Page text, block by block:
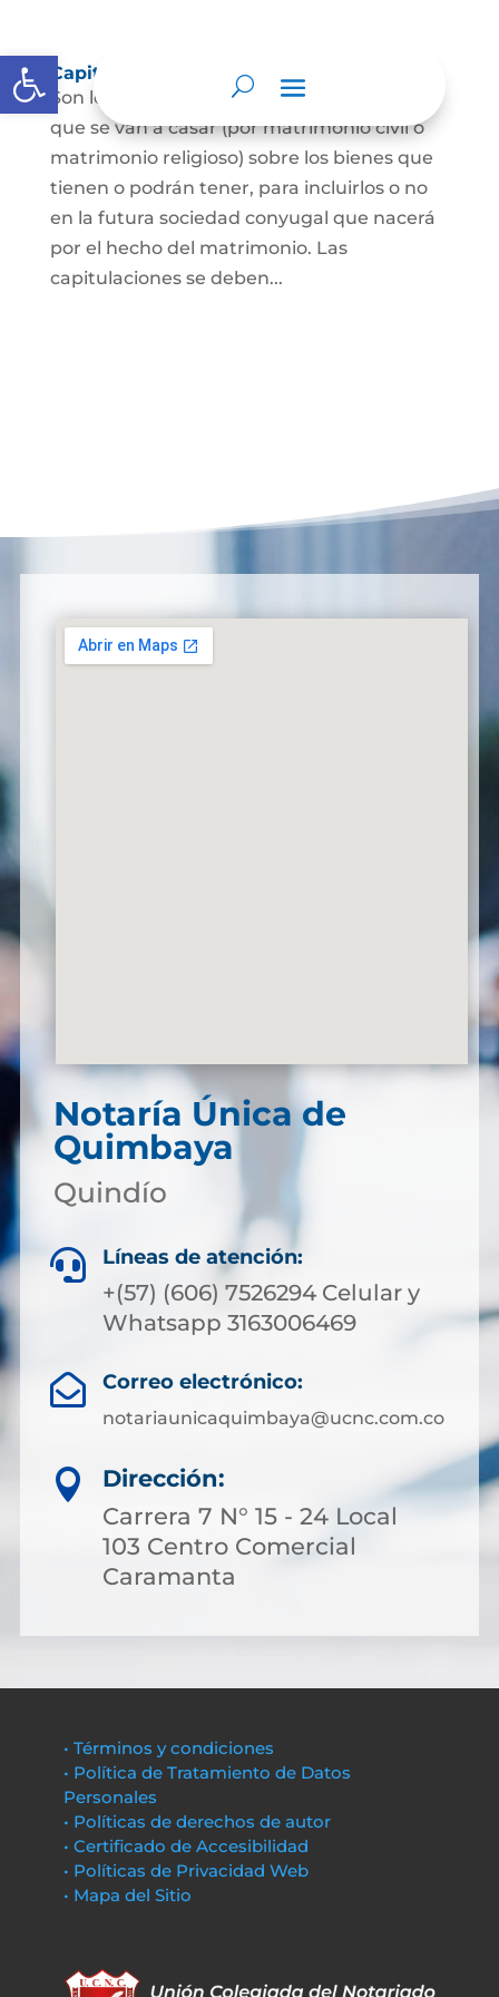
Abrir barra de herramientas
Capitulaciones Matrimoniales
Son los acuerdos que hacen las personas
que se van a casar (por matrimonio civil o
matrimonio religioso) sobre los bienes que
tienen o podrán tener, para incluirlos o no
en la futura sociedad conyugal que nacerá
por el hecho del matrimonio. Las
capitulaciones se deben...
Notaría Única de
Quimbaya
Quindío
 Líneas de atención:
+(57) (606) 7526294 Celular y
Whatsapp 3163006469
 Correo electrónico:
notariaunicaquimbaya@ucnc.com.co

Dirección:
Carrera 7 N° 15 - 24 Local
103 Centro Comercial
Caramanta
• Términos y condiciones
• Política de Tratamiento de Datos
Personales
• Políticas de derechos de autor
• Certificado de Accesibilidad
• Políticas de Privacidad Web
• Mapa del Sitio